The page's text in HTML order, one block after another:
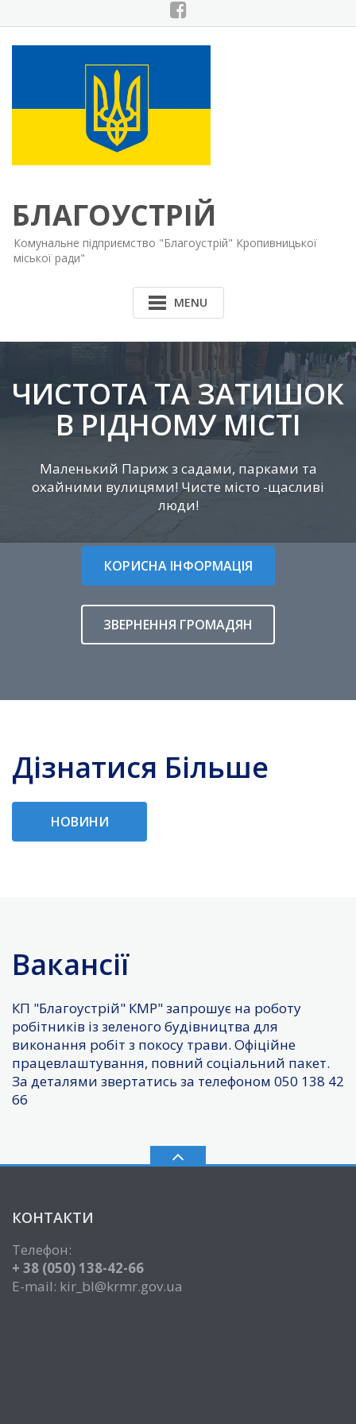
to
content
БЛАГОУСТРІЙ
Комунальне підприємство "Благоустрій" Кропивницької
міської ради"
MENU
ЧИСТОТА ТА ЗАТИШОК
В РІДНОМУ МІСТІ
Маленький Париж з садами, парками та
охайними вулицями! Чисте місто -щасливі
люди!
КОРИСНА ІНФОРМАЦІЯ
ЗВЕРНЕННЯ ГРОМАДЯН
Дізнатися Більше
НОВИНИ
Вакансії
КП "Благоустрій" КМР" запрошує на роботу
робітників із зеленого будівництва для
виконання робіт з покосу трави. Офіційне
працевлаштування, повний соціальний пакет.
За деталями звертатись за телефоном 050 138 42
66
КОНТАКТИ
Телефон:
+ 38 (050) 138-42-66
E-mail: kir_bl@krmr.gov.ua